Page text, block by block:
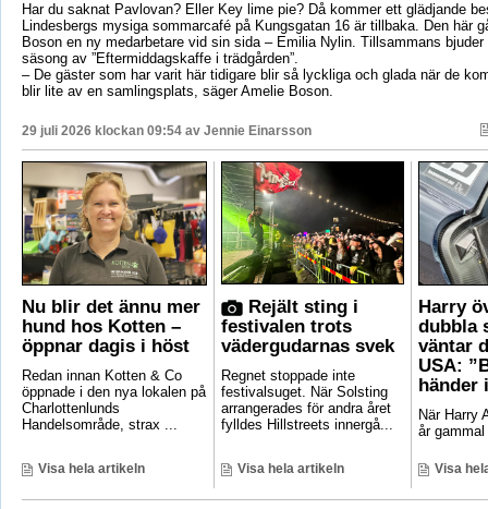
Har du saknat Pavlovan? Eller Key lime pie? Då kommer ett glädjande
Lindesbergs mysiga sommarcafé på Kungsgatan 16 är tillbaka. Den här
Boson en ny medarbetare vid sin sida – Emilia Nylin. Tillsammans
säsong av ”Eftermiddagskaffe i trädgården”.
– De gäster som har varit här tidigare blir så lyckliga och glada när de
blir lite av en samlingsplats, säger Amelie Boson.
29 juli 2026 klockan 09:54 av Jennie Einarsson
Nu blir det ännu mer
hund hos Kotten –
öppnar dagis i höst
Redan innan Kotten & Co
öppnade i den nya lokalen på
Charlottenlunds
Handelsområde, strax ...
Visa hela artikeln
Rejält sting i
festivalen trots
vädergudarnas svek
Regnet stoppade inte
festivalsuget. När Solsting
arrangerades för andra året
fylldes Hillstreets innergå...
Visa hela artikeln
Harry
dubbla
väntar
USA:
händer
När Harry
år
Visa